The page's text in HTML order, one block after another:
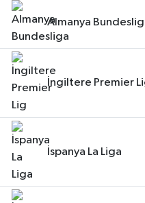
Almanya
İngiltere Premier
İspanya La Liga